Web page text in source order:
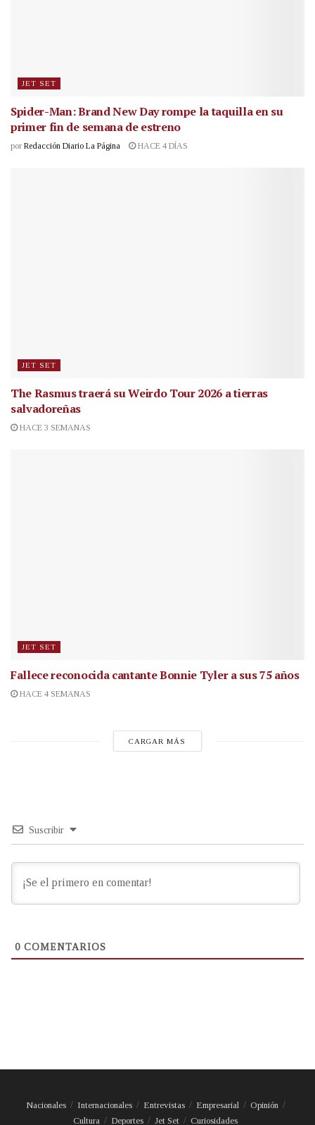
JET SET
Spider-Man: Brand New Day rompe la taquilla en su
primer fin de semana de estreno
por Redacción Diario La Página HACE 4 DÍAS
JET SET
The Rasmus traerá su Weirdo Tour 2026 a tierras
salvadoreñas
HACE 3 SEMANAS
JET SET
Fallece reconocida cantanteBonnie Tyler a sus 75 años
HACE 4 SEMANAS
CARGAR MÁS
Suscribir
0 COMENTARIOS
Nacionales Internacionales Entrevistas Empresarial
Opinión
Cultura
Deportes Jet Set Curiosidades